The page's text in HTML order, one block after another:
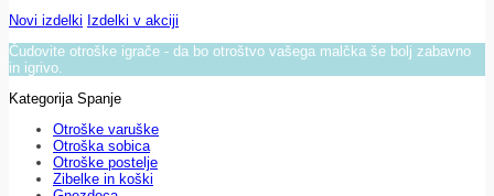
Novi izdelki Izdelki v akciji
Čudovite otroške igrače - da bo otroštvo vašega malčka še bolj zabavno
in igrivo.
Kategorija Spanje
Otroške varuške
Otroška sobica
Otroške postelje
Zibelke in koški